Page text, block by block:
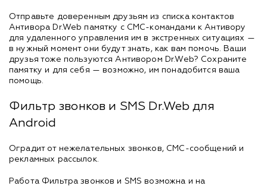
Отправьте доверенным друзьям из списка контактов
Антивора Dr.Web памятку с СМС-командами к Антивору
для удаленного управления им в экстренных ситуациях —
в нужный момент они будут знать, как вам помочь. Ваши
друзья тоже пользуются Антивором Dr.Web? Сохраните
памятку и для себя — возможно, им понадобится ваша
помощь.
Фильтр звонков и SMS Dr.Web для
Android
Оградит от нежелательных звонков, СМС-сообщений и
рекламных рассылок.
Работа Фильтра звонков и SMS возможна и на